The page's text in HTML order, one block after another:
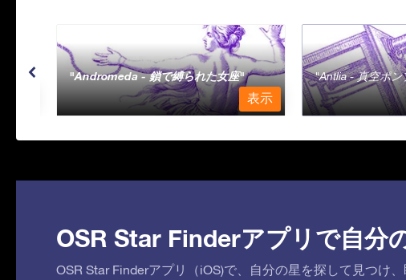
Andromeda - 鎖で縛られた女座
表示
Antlia - 真空ポン
OSR Star Finderアプリで自分
OSR Star Finderアプリ（iOS)で、自分の星を探して見つけ